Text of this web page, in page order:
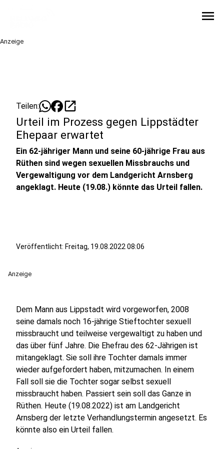
menu
Anzeige
Teilen: open_in_new
Urteil im Prozess gegen Lippstädter
Ehepaar erwartet
Ein 62-jähriger Mann und seine 60-jährige Frau aus
Rüthen sind wegen sexuellen Missbrauchs und
Vergewaltigung vor dem Landgericht Arnsberg
angeklagt. Heute (19.08.) könnte das Urteil fallen.
Veröffentlicht: Freitag, 19.08.2022 08:06
Anzeige
Dem Mann aus Lippstadt wird vorgeworfen, 2008
seine damals noch 16-jährige Stieftochter sexuell
missbraucht und teilweise vergewaltigt zu haben und
das über fünf Jahre. Die Ehefrau des 62-Jährigen ist
mitangeklagt. Sie soll ihre Tochter damals immer
wieder aufgefordert haben, mitzumachen. In einem
Fall soll sie die Tochter sogar selbst sexuell
missbraucht haben. Passiert sein soll das Ganze in
Rüthen. Heute (19.08.2022) ist am Landgericht
Arnsberg der letzte Verhandlungstermin angesetzt. Es
könnte also ein Urteil fallen.